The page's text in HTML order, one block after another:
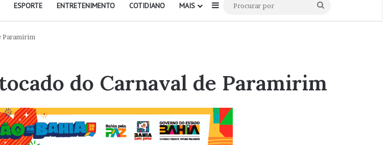
ESPORTE ENTRETENIMENTO COTIDIANO MAIS Barra Lateral
por
Paramirim
do Carnaval de Paramirim